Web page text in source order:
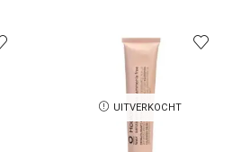
-
Haarverf
100ML
aantal
UITVERKOCHT